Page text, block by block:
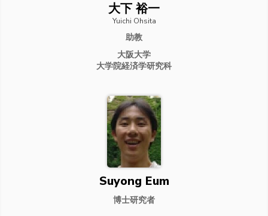
大下 裕一
Yuichi Ohsita
助教
大阪大学
大学院経済学研究科
Suyong Eum
博士研究者